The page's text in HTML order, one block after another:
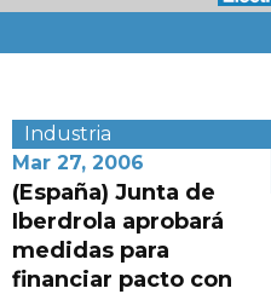
Industria
Mar 27, 2006
(España) Junta de
Iberdrola aprobará
medidas para
financiar pacto con